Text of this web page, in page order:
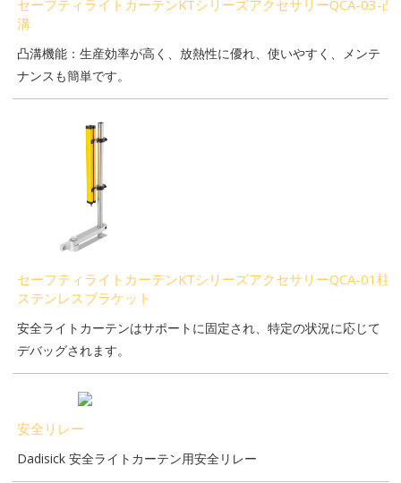
セーフティライトカーテンKTシリーズアクセサリーQCA-03-凸
溝
凸溝機能：生産効率が高く、放熱性に優れ、使いやすく、メンテ
ナンスも簡単です。
セーフティライトカーテンKTシリーズアクセサリーQCA-01柱
ステンレスブラケット
安全ライトカーテンはサポートに固定され、特定の状況に応じて
デバッグされます。
安全リレー
Dadisick 安全ライトカーテン用安全リレー